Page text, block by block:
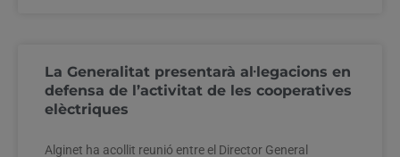
La Generalitat presentarà al·legacions en
defensa de l’activitat de les cooperatives
elèctriques
Alginet ha acollit reunió entre el Director General